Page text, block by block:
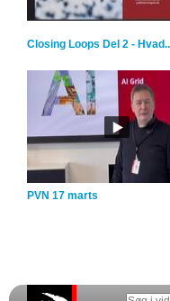
Closing Loops Del 2 -
PVN 17 marts